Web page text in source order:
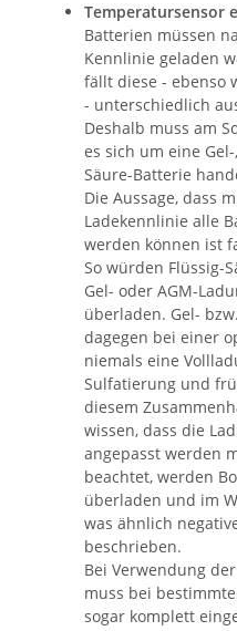
Temperatursensor
Batterien müssen
Kennlinie geladen
fällt diese - ebenso
- unterschiedlich
Deshalb muss am
es sich um eine Gel-
Säure-Batterie
Die Aussage, dass
Ladekennlinie alle
werden können ist
So würden Flüssig-
Gel- oder AGM-
überladen. Gel-
dagegen bei einer
niemals eine
Sulfatierung und
diesem
wissen, dass die
angepasst werden
beachtet, werden
überladen und im
was ähnlich
beschrieben.
Bei Verwendung
muss bei
sogar komplett